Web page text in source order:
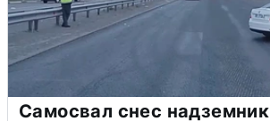
Самосвал снес